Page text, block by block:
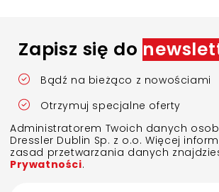
Zapisz się do
Bądź na bieżąco z nowościami
Otrzymuj specjalne oferty
Administratorem Twoich danych
Dressler Dublin Sp. z o.o. Więcej
zasad przetwarzania danych
Prywatności.